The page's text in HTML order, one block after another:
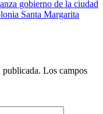
gobierno de la ciudad
Santa Margarita
publicada. Los campos